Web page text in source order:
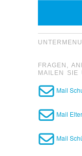
FRAGEN,
MAILEN SIE
Mail
Mail
Mail